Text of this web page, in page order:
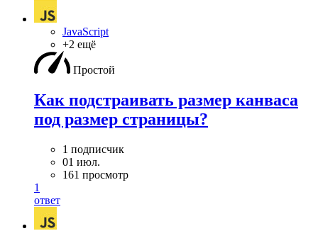
JavaScript
+2 ещё
Простой
Как подстраивать размер канваса
под размер страницы?
1 подписчик
01 июл.
161 просмотр
1
ответ